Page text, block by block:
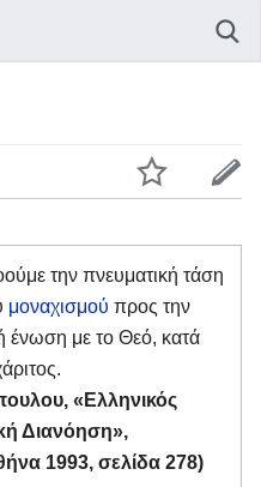
την πνευματική τάση
μοναχισμού προς την
ένωση με το Θεό, κατά
«Ελληνικός
Διανόηση»,
1993, σελίδα 278)